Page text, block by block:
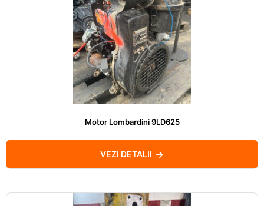
Motor Lombardini 9LD625
VEZI DETALII